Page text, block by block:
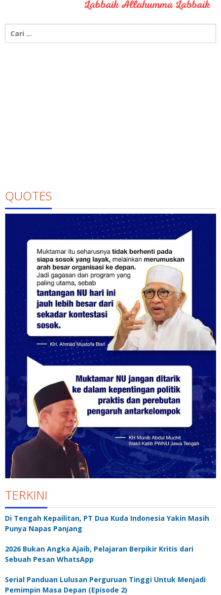
untuk:
QUOTES
TERKINI
Di Tengah Kepailitan, PT Dua Kuda Indonesia Yakin Masih
Punya Napas Panjang
2026 Bukan Angka Ajaib, Pelajaran Berpikir Kritis dari
Sebuah Pesan WhatsApp
Serial Panduan Lulusan Perguruan Tinggi Untuk Menjadi
Pemimpin Masa Depan (Episode 2)